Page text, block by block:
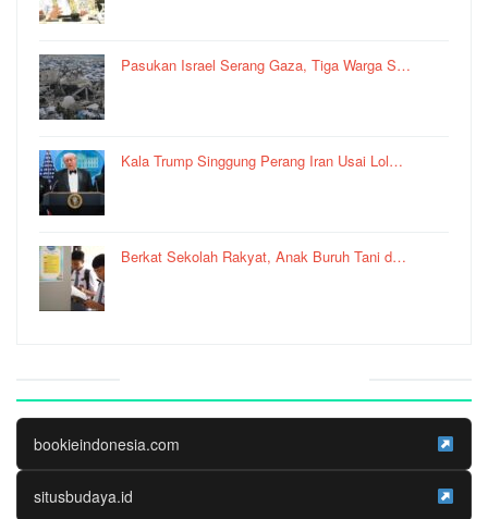
Pasukan Israel Serang Gaza, Tiga Warga S…
Kala Trump Singgung Perang Iran Usai Lol…
Berkat Sekolah Rakyat, Anak Buruh Tani d…
bookieindonesia.com
situsbudaya.id